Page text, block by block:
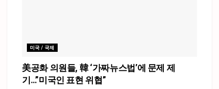
미국 / 국제
美공화 의원들, 韓 ‘가짜뉴스법’에 문제 제
기…”미국인 표현 위협”